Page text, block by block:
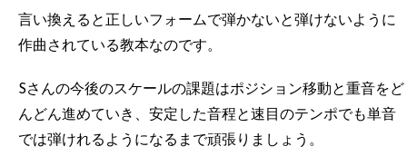
言い換えると正しいフォームで弾かないと弾けないように
作曲されている教本なのです。
Sさんの今後のスケールの課題はポジション移動と重音をど
んどん進めていき、安定した音程と速目のテンポでも単音
では弾けれるようになるまで頑張りましょう。